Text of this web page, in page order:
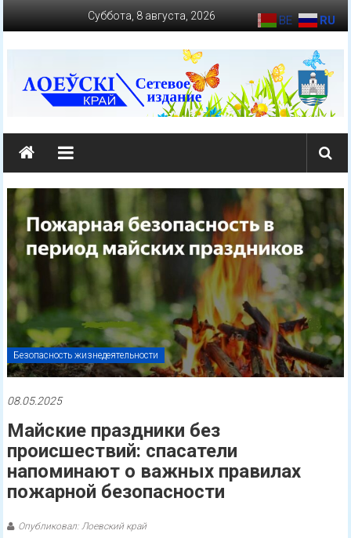
Суббота, 8 августа, 2026
loevkraj.by
Еженедельная
массово-
политическая
газета
Безопасность жизнедеятельности
08.05.2025
Майские праздники без
происшествий: спасатели
напоминают о важных правилах
пожарной безопасности
Опубликовал: Лоевский край
BE RU